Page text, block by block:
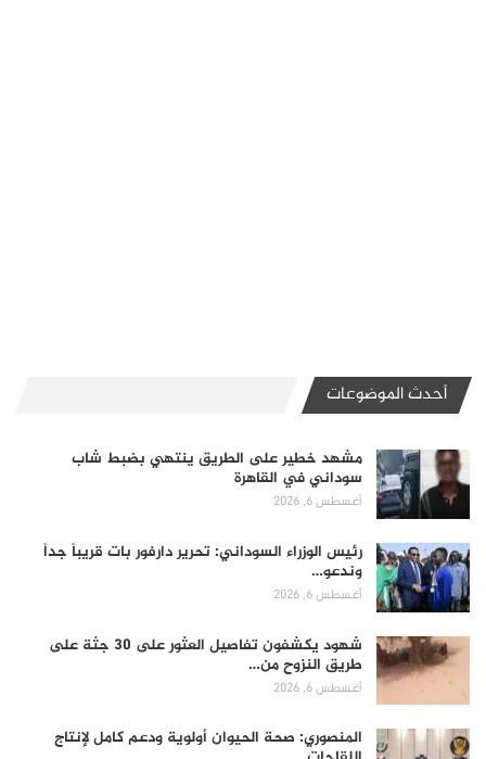
أحدث الموضوعات
مشهد خطير على الطريق ينتهي بضبط شاب
سوداني في القاهرة
أغسطس 6, 2026
رئيس الوزراء السوداني: تحرير دارفور بات قريباً جداً
وندعو…
أغسطس 6, 2026
شهود يكشفون تفاصيل العثور على 30 جثة على
طريق النزوح من…
أغسطس 6, 2026
المنصوري: صحة الحيوان أولوية ودعم كامل لإنتاج